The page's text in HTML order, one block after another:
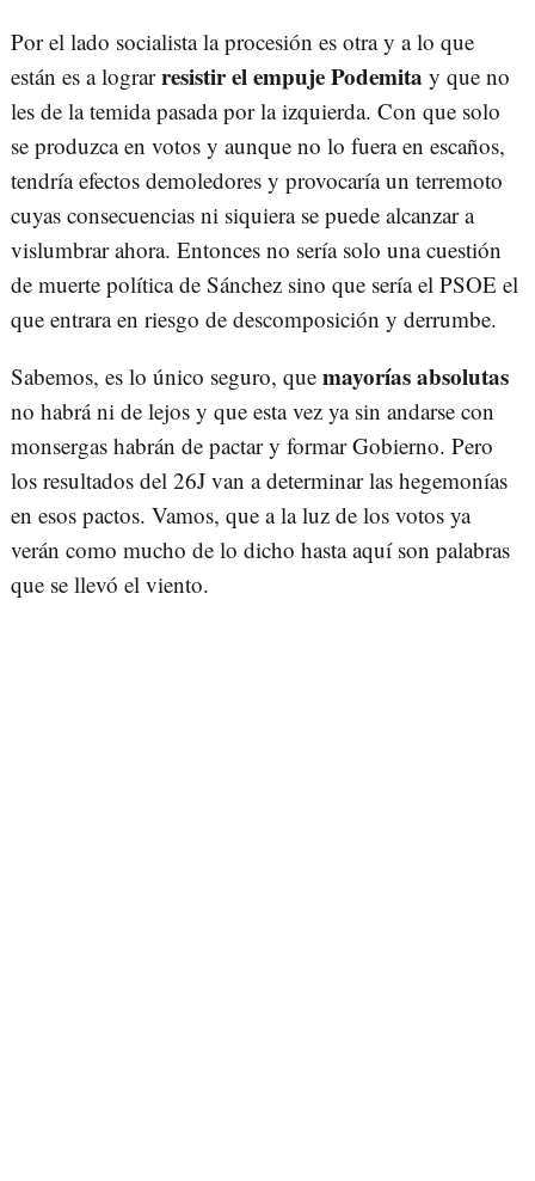
Por el lado socialista la procesión es otra y a lo que
están es a lograrresistir el empuje Podemita y que no
les de la temida pasada por la izquierda. Con que solo
se produzca en votos y aunque no lo fuera en escaños,
tendría efectos demoledores y provocaría un terremoto
cuyas consecuencias ni siquiera se puede alcanzar a
vislumbrar ahora. Entonces no sería solo una cuestión
de muerte política de Sánchez sino que sería el PSOE el
que entrara en riesgo de descomposición y derrumbe.
Sabemos, es lo único seguro, que mayorías absolutas
no habrá ni de lejos y que esta vez ya sin andarse con
monsergas habrán de pactar y formar Gobierno. Pero
los resultados del 26J van a determinar las hegemonías
en esos pactos. Vamos, que a la luz de los votos ya
verán como mucho de lo dicho hasta aquí son palabras
que se llevó el viento.